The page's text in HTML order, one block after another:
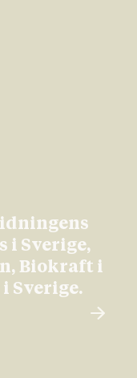
i Sverige,
Biokraft i
Sverige.